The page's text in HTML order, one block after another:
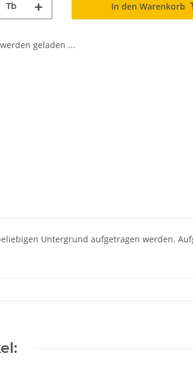
Tb In den Warenkorb
geladen ...
Untergrund aufgetragen werden.